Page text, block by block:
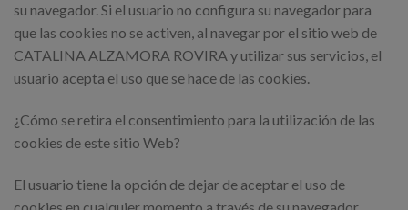
su navegador. Si el usuario no configura su navegador para
que las cookies no se activen, al navegar por el sitio web de
CATALINA ALZAMORA ROVIRA y utilizar sus servicios, el
usuario acepta el uso que se hace de las cookies.
¿Cómo se retira el consentimiento para la utilización de las
cookies de este sitio Web?
El usuario tiene la opción de dejar de aceptar el uso de